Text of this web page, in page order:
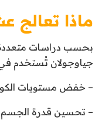
ماذا تعالج
بحسب دراسات
جياوجولان تُستخدم
– خفض مستويات
– تحسين قدرة الجسم